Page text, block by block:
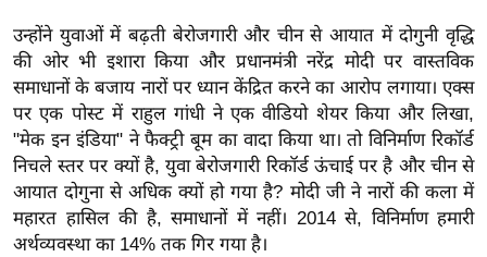
बे
मि
सा
ल
श
ख्सि
य
उन्होंने युवाओं में बढ़ती बेरोजगारी और चीन से आयात में दोगुनी वृद्धि
की ओर भी इशारा किया और प्रधानमंत्री नरेंद्र मोदी पर वास्तविक
समाधानों के बजाय नारों पर ध्यान केंद्रित करने का आरोप लगाया। एक्स
पर एक पोस्ट में राहुल गांधी ने एक वीडियो शेयर किया और लिखा,
"मेक इन इंडिया" ने फैक्ट्री बूम का वादा किया था। तो विनिर्माण रिकॉर्ड
निचले स्तर पर क्यों है, युवा बेरोजगारी रिकॉर्ड ऊंचाई पर है और चीन से
आयात दोगुना से अधिक क्यों हो गया है? मोदी जी ने नारों की कला में
महारत हासिल की है, समाधानों में नहीं। 2014 से, विनिर्माण हमारी
अर्थव्यवस्था का 14% तक गिर गया है।